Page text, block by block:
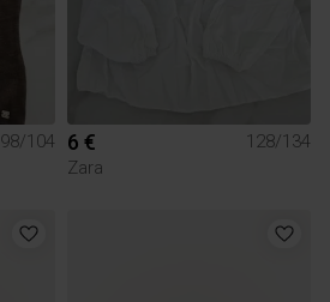
98/104 6 €
128/134
Zara